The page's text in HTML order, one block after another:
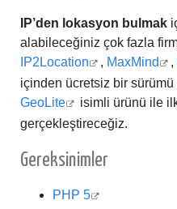
IP’den lokasyon bulmak
alabileceğiniz çok fazla
IP2Location
, MaxMind ,
içinden ücretsiz bir sürümü
GeoLite
isimli ürünü ile
gerçekleştireceğiz.
Gereksinimler
PHP 5